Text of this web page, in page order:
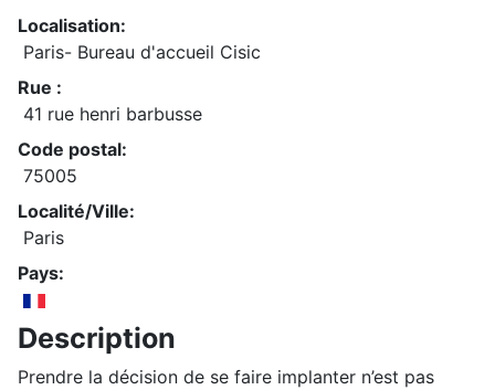
Localisation:
Paris- Bureau d'accueil Cisic
Rue :
41 rue henri barbusse
Code postal:
75005
Localité/Ville:
Paris
Pays:
Description
Prendre la décision de se faire implanter n’est pas